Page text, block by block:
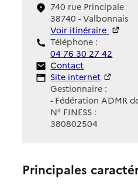
740 rue Principale
38740 - Valbonnais
Voir itinéraire
Téléphone :
04 76 30 27 42
Contact
Contact
Site Internet
Site internet
Gestionnaire :
- Fédération ADMR
N° FINESS :
380802504
Principales